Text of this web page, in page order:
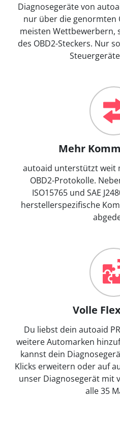
Diagnosegeräte von
nur über die genormten
meisten Wettbewerbern,
des OBD2-Steckers. Nur
Mehr
autoaid unterstützt weit
OBD2-Protokolle.
ISO15765 und SAE
herstellerspezifische
Volle
Du liebst dein autoaid
weitere Automarken
kannst dein
Klicks erweitern oder auf
unser Diagnosegerät mit
alle 35